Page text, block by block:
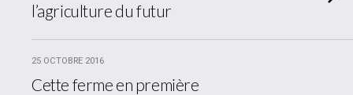
l’agriculture du futur
25 OCTOBRE 2016
Cette ferme en première